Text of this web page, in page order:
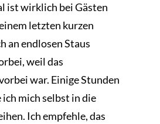
ist wirklich bei Gästen
letzten kurzen
an endlosen Staus
weil das
war. Einige Stunden
mich selbst in die
Ich empfehle, das